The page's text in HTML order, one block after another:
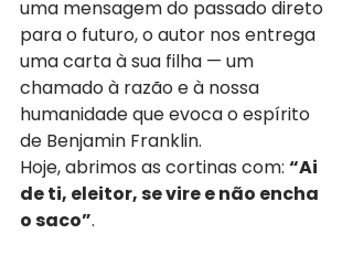
uma mensagem do passado direto
para o futuro, o autor nos entrega
uma carta à sua filha — um
chamado à razão e à nossa
humanidade que evoca o espírito
de Benjamin Franklin.
Hoje, abrimos as cortinas com: “Ai
de ti, eleitor, se vire e não encha
o saco”.